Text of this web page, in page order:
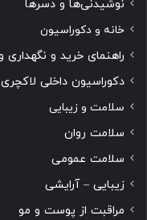
نوشیدنی‌ها و دسرها
خانه و دکوراسیون
راهنمای خرید و نگهداری
دکوراسیون داخلی لاکچری
سلامت و زیبایی
سلامت روان
سلامت عمومی
زیبایی – آرایشی
مراقبت از پوست و مو